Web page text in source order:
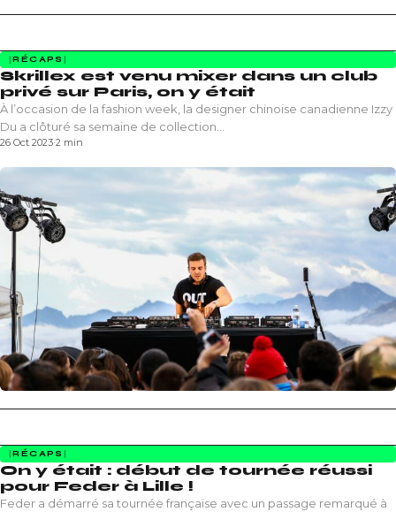
RÉCAPS
Skrillex est venu mixer dans un club
privé sur Paris, on y était
À l’occasion de la fashion week, la designer chinoise canadienne Izzy
Du a clôturé sa semaine de collection…
26 Oct 2023·2 min
RÉCAPS
On y était : début de tournée réussi
pour Feder à Lille !
Feder a démarré sa tournée française avec un passage remarqué à